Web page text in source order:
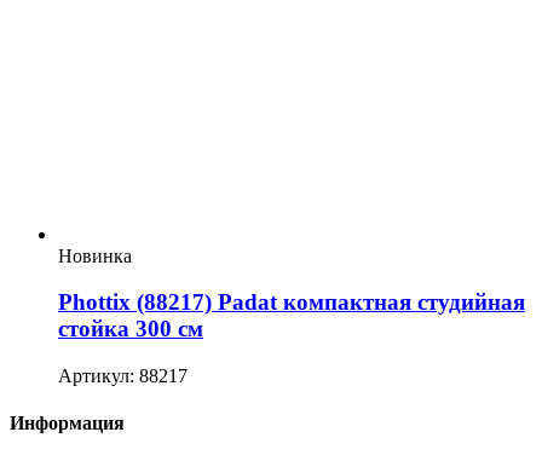
Новинка
Phottix (88217) Padat компактная студийная
стойка 300 см
Артикул: 88217
Информация